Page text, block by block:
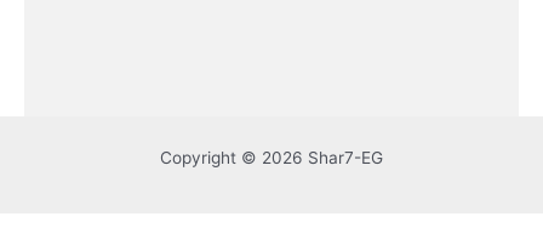
Copyright © 2026 Shar7-EG